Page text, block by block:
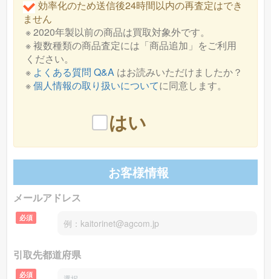
ファミリーイナダ のマッサージチェア 型番：メデ
ィカルチェア アイフィット FIP-6208Jを買取価格相場〜
99300円 で買取致します！
ロ EP-MA121
す！
フジ医療器
CirC GRACE マッサージチェア L24 MR385
効率化のため送信後24時間以内の再査定はでき
ません
※ 2020年製以前の商品は買取対象外です。
※ 複数種類の商品査定には「商品追加」をご利用
ください。
※ よくある質問 Q&A はお読みいただけましたか？
※個人情報の取り扱いについてに同意します。
はい
お客様情報
メールアドレス
必須
引取先都道府県
必須